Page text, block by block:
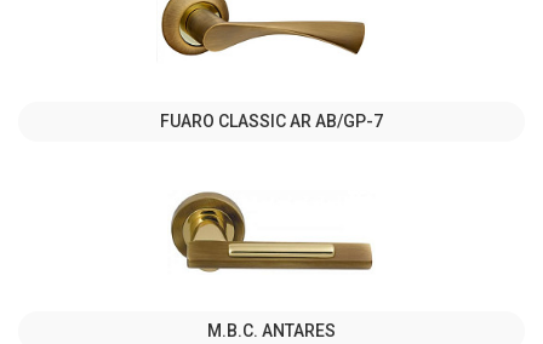
FUARO CLASSIC AR AB/GP-7
M.B.C. ANTARES